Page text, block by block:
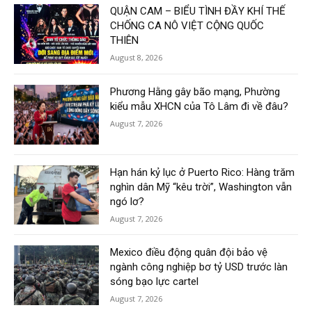
QUẬN CAM – BIỂU TÌNH ĐẦY KHÍ THẾ
CHỐNG CA NÔ VIỆT CỘNG QUỐC
THIÊN
August 8, 2026
Phương Hằng gây bão mạng, Phường
kiểu mẫu XHCN của Tô Lâm đi về đâu?
August 7, 2026
Hạn hán kỷ lục ở Puerto Rico: Hàng trăm
nghìn dân Mỹ “kêu trời”, Washington vẫn
ngó lơ?
August 7, 2026
Mexico điều động quân đội bảo vệ
ngành công nghiệp bơ tỷ USD trước làn
sóng bạo lực cartel
August 7, 2026